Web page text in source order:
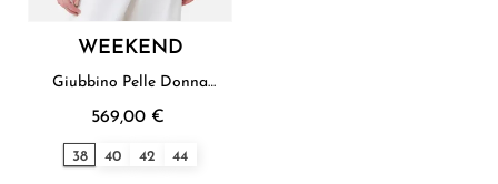
WEEKEND
Giubbino Pelle Donna
569,00 €
38 40 42 44